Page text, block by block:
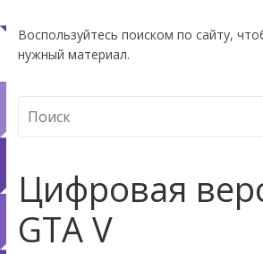
Воспользуйтесь поиском по сайту,
нужный материал.
Цифровая
GTA V